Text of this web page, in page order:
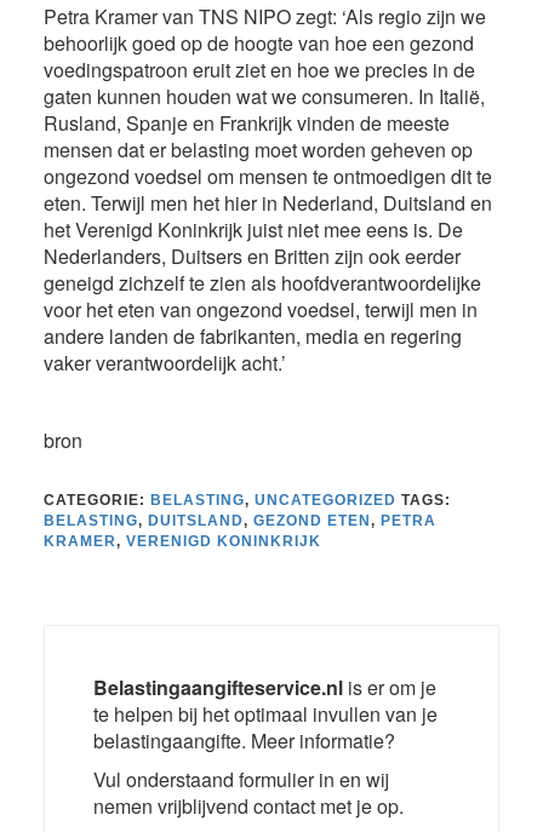
Petra Kramer van TNS NIPO zegt: ‘Als regio zijn we
behoorlijk goed op de hoogte van hoe een gezond
voedingspatroon eruit ziet en hoe we precies in de
gaten kunnen houden wat we consumeren. In Italië,
Rusland, Spanje en Frankrijk vinden de meeste
mensen dat er belasting moet worden geheven op
ongezond voedsel om mensen te ontmoedigen dit te
eten. Terwijl men het hier in Nederland, Duitsland en
het Verenigd Koninkrijk juist niet mee eens is. De
Nederlanders, Duitsers en Britten zijn ook eerder
geneigd zichzelf te zien als hoofdverantwoordelijke
voor het eten van ongezond voedsel, terwijl men in
andere landen de fabrikanten, media en regering
vaker verantwoordelijk acht.’
bron
CATEGORIE: BELASTING, UNCATEGORIZED TAGS:
BELASTING, DUITSLAND, GEZOND ETEN, PETRA
KRAMER, VERENIGD KONINKRIJK
Belastingaangifteservice.nlis er om je
te helpen bij het optimaal invullen van je
belastingaangifte. Meer informatie?
Vul onderstaand formulier in en wij
nemen vrijblijvend contact met je op.